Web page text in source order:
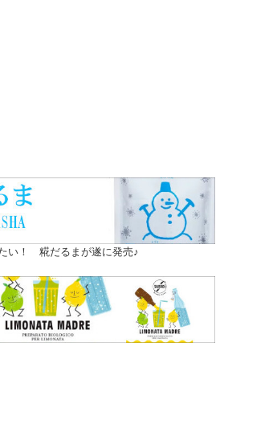
い！ 糀だるまが遂に発売♪